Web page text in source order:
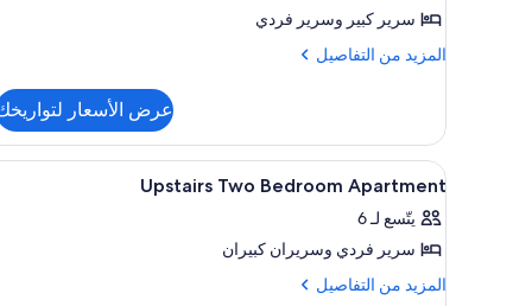
سرير كبير‫‬ وسرير فردي
المزيد من التفاصيل
المزيد
غرفة
لفردين
عرض الأسعار
استعراض
جميع
صور
Upstairs
Two
ستائر تعتيم وتجهيزات عازلة
9
Upstairs Two Bedroom Apartment
يتّسع لـ 6
سرير فردي‫‬ وسريران كبيران
المزيد من التفاصيل
المزيد